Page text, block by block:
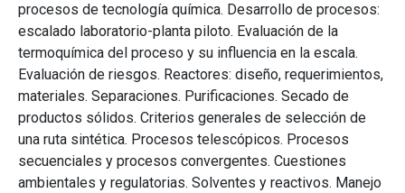
procesos de tecnología química. Desarrollo de procesos:
escalado laboratorio-planta piloto. Evaluación de la
termoquímica del proceso y su influencia en la escala.
Evaluación de riesgos. Reactores: diseño, requerimientos,
materiales. Separaciones. Purificaciones. Secado de
productos sólidos. Criterios generales de selección de
una ruta sintética. Procesos telescópicos. Procesos
secuenciales y procesos convergentes. Cuestiones
ambientales y regulatorias. Solventes y reactivos. Manejo